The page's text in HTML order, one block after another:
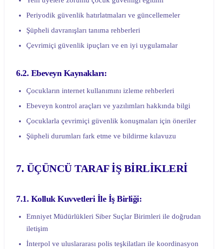
Periyodik güvenlik hatırlatmaları ve güncellemeler
Şüpheli davranışları tanıma rehberleri
Çevrimiçi güvenlik ipuçları ve en iyi uygulamalar
6.2. Ebeveyn Kaynakları:
Çocukların internet kullanımını izleme rehberleri
Ebeveyn kontrol araçları ve yazılımları hakkında bilgi
Çocuklarla çevrimiçi güvenlik konuşmaları için öneriler
Şüpheli durumları fark etme ve bildirme kılavuzu
7. ÜÇÜNCÜ TARAF İŞ BİRLİKLERİ
7.1. Kolluk Kuvvetleri İle İş Birliği:
Emniyet Müdürlükleri Siber Suçlar Birimleri ile doğrudan
iletişim
İnterpol ve uluslararası polis teşkilatları ile koordinasyon